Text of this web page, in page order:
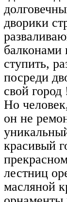
дворики
балконами
ступить,
посреди
свой город
Но
он не
красивый
лестниц
масляной